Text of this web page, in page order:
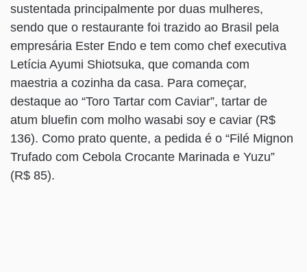
sustentada principalmente por duas mulheres,
sendo que o restaurante foi trazido ao Brasil pela
empresária Ester Endo e tem como chef executiva
Letícia Ayumi Shiotsuka, que comanda com
maestria a cozinha da casa. Para começar,
destaque ao “Toro Tartar com Caviar”, tartar de
atum bluefin com molho wasabi soy e caviar (R$
136). Como prato quente, a pedida é o “Filé Mignon
Trufado com Cebola Crocante Marinada e Yuzu”
(R$ 85).